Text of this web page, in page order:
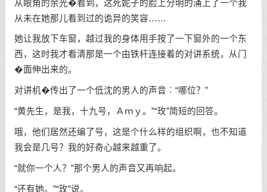
从眼角的余光�看到，这死妮子的脸上分明的涌上了一个我
从未在她那儿看到过的诡异的笑容……
她让我放下车窗，越过我的身体用手按了一下窗外的一个东
西，这时我才看清那是一个由铁杆连接着的对讲系统，从门
�面伸出来的。
对讲机�传出了一个低沈的男人的声音︰“哪位？”
“黄先生，是我，十九号，Ａｍｙ。”“玫”简短的回答。
哦，他们居然还编了号，这是个什么样的组织啊，也不知道
我会是几号？我的好奇心越来越重了。
“就你一个人？”那个男人的声音又再响起。
“还有她。”“玫”说。